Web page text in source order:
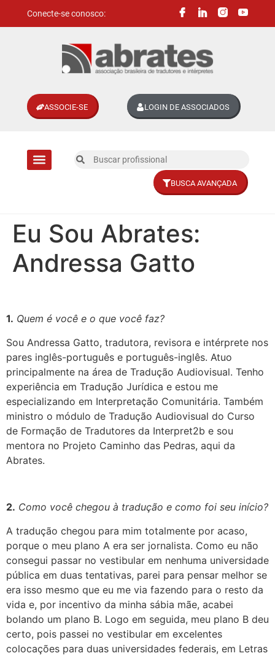
Conecte-se conosco:
ASSOCIE-SE LOGIN DE ASSOCIADOS
BUSCA AVANÇADA
Eu Sou Abrates:
Andressa Gatto
1. Quem é você e o que você faz?
Sou Andressa Gatto, tradutora, revisora e intérprete nos
pares inglês-português e português-inglês. Atuo
principalmente na área de Tradução Audiovisual. Tenho
experiência em Tradução Jurídica e estou me
especializando em Interpretação Comunitária. Também
ministro o módulo de Tradução Audiovisual do Curso
de Formação de Tradutores da Interpret2b e sou
mentora no Projeto Caminho das Pedras, aqui da
Abrates.
2. Como você chegou à tradução e como foi seu início?
A tradução chegou para mim totalmente por acaso,
porque o meu plano A era ser jornalista. Como eu não
consegui passar no vestibular em nenhuma universidade
pública em duas tentativas, parei para pensar melhor se
era isso mesmo que eu me via fazendo para o resto da
vida e, por incentivo da minha sábia mãe, acabei
bolando um plano B. Logo em seguida, meu plano B deu
certo, pois passei no vestibular em excelentes
colocações para duas universidades federais, em Letras